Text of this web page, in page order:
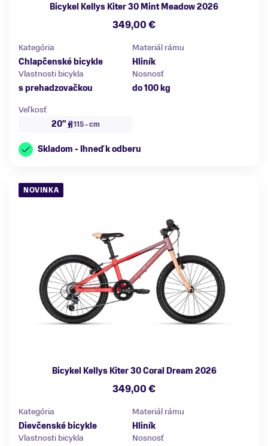
Bicykel Kellys Kiter 30 Mint Meadow 2026
349,00 €
Kategória
Chlapčenské bicykle
Materiál rámu
Hliník
Vlastnosti bicykla
s prehadzovačkou
Nosnosť
do 100 kg
Veľkosť
20"
115 - cm
Skladom - Ihneď k odberu
NOVINKA
Bicykel Kellys Kiter 30 Coral Dream 2026
349,00 €
Kategória
Dievčenské bicykle
Materiál rámu
Hliník
Vlastnosti bicykla
Nosnosť